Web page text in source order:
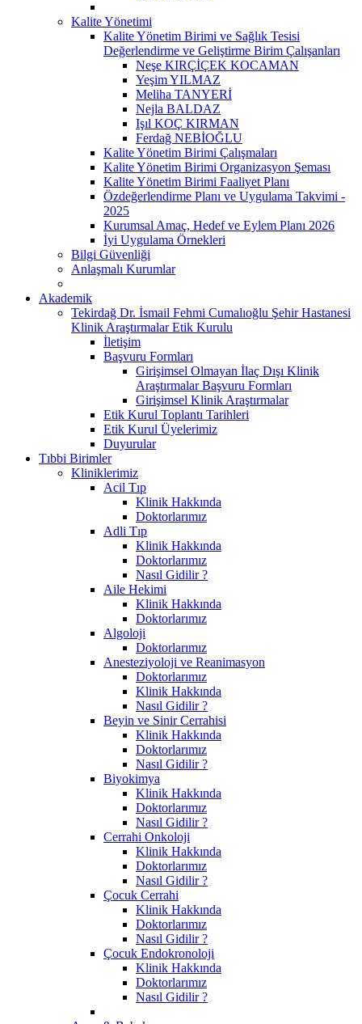
Kalite Yönetimi
Kalite Yönetim Birimi ve Sağlık Tesisi
Değerlendirme ve Geliştirme Birim Çalışanları
Neşe KIRÇİÇEK KOCAMAN
Yeşim YILMAZ
Meliha TANYERİ
Nejla BALDAZ
Işıl KOÇ KIRMAN
Ferdağ NEBİOĞLU
Kalite Yönetim Birimi Çalışmaları
Kalite Yönetim Birimi Organizasyon Şeması
Kalite Yönetim Birimi Faaliyet Planı
Özdeğerlendirme Planı ve Uygulama Takvimi -
2025
Kurumsal Amaç, Hedef ve Eylem Planı 2026
İyi Uygulama Örnekleri
Bilgi Güvenliği
Anlaşmalı Kurumlar
Akademik
Tekirdağ Dr. İsmail Fehmi Cumalıoğlu Şehir Hastanesi
Klinik Araştırmalar Etik Kurulu
İletişim
Başvuru Formları
Girişimsel Olmayan İlaç Dışı Klinik
Araştırmalar Başvuru Formları
Girişimsel Klinik Araştırmalar
Etik Kurul Toplantı Tarihleri
Etik Kurul Üyelerimiz
Duyurular
Tıbbi Birimler
Kliniklerimiz
Acil Tıp
Klinik Hakkında
Doktorlarımız
Adli Tıp
Klinik Hakkında
Doktorlarımız
Nasıl Gidilir ?
Aile Hekimi
Klinik Hakkında
Doktorlarımız
Algoloji
Doktorlarımız
Anesteziyoloji ve Reanimasyon
Doktorlarımız
Klinik Hakkında
Nasıl Gidilir ?
Beyin ve Sinir Cerrahisi
Klinik Hakkında
Doktorlarımız
Nasıl Gidilir ?
Biyokimya
Klinik Hakkında
Doktorlarımız
Nasıl Gidilir ?
Cerrahi Onkoloji
Klinik Hakkında
Doktorlarımız
Nasıl Gidilir ?
Çocuk Cerrahi
Klinik Hakkında
Doktorlarımız
Nasıl Gidilir ?
Çocuk Endokronoloji
Klinik Hakkında
Doktorlarımız
Nasıl Gidilir ?